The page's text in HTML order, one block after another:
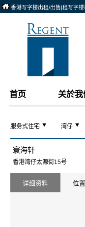
香港写字楼出租/出售|租写字
首页 关於
服务式住宅 湾仔
寰海轩
香港湾仔太源街15号
详细资料 位置